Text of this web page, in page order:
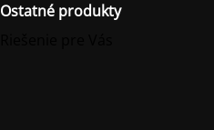
Ostatné produkty